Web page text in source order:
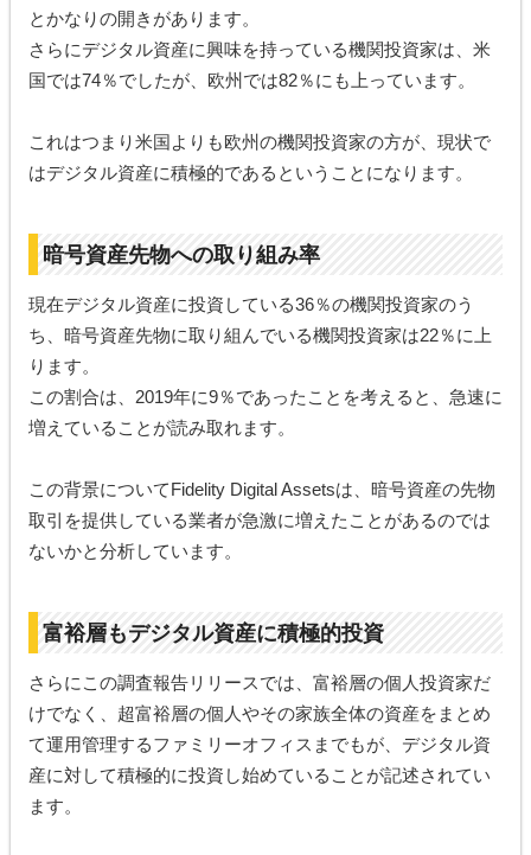
とかなりの開きがあります。
さらにデジタル資産に興味を持っている機関投資家は、米
国では74％でしたが、欧州では82％にも上っています。
これはつまり米国よりも欧州の機関投資家の方が、現状で
はデジタル資産に積極的であるということになります。
暗号資産先物への取り組み率
現在デジタル資産に投資している36％の機関投資家のう
ち、暗号資産先物に取り組んでいる機関投資家は22％に上
ります。
この割合は、2019年に9％であったことを考えると、急速に
増えていることが読み取れます。
この背景についてFidelity Digital Assetsは、暗号資産の先物
取引を提供している業者が急激に増えたことがあるのでは
ないかと分析しています。
富裕層もデジタル資産に積極的投資
さらにこの調査報告リリースでは、富裕層の個人投資家だ
けでなく、超富裕層の個人やその家族全体の資産をまとめ
て運用管理するファミリーオフィスまでもが、デジタル資
産に対して積極的に投資し始めていることが記述されてい
ます。